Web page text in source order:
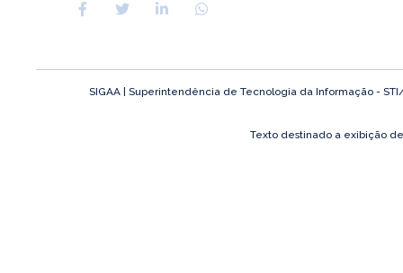
SIGAA | Superintendência de Tecnologia da Informação -
Texto destinado a exibição